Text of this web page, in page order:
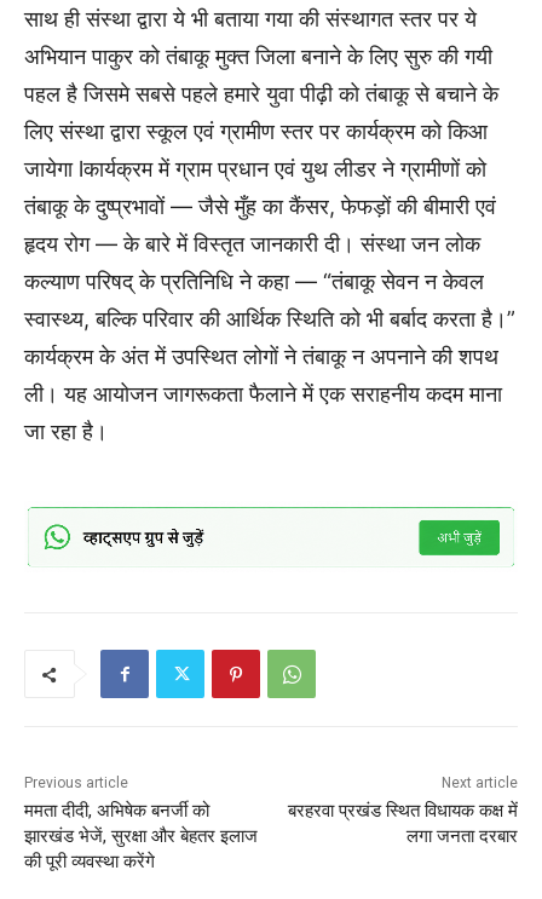
साथ ही संस्था द्वारा ये भी बताया गया की संस्थागत स्तर पर ये
अभियान पाकुर को तंबाकू मुक्त जिला बनाने के लिए सुरु की गयी
पहल है जिसमे सबसे पहले हमारे युवा पीढ़ी को तंबाकू से बचाने के
लिए संस्था द्वारा स्कूल एवं ग्रामीण स्तर पर कार्यक्रम को किआ
जायेगा lकार्यक्रम में ग्राम प्रधान एवं युथ लीडर ने ग्रामीणों को
तंबाकू के दुष्प्रभावों — जैसे मुँह का कैंसर, फेफड़ों की बीमारी एवं
हृदय रोग — के बारे में विस्तृत जानकारी दी। संस्था जन लोक
कल्याण परिषद् के प्रतिनिधि ने कहा — “तंबाकू सेवन न केवल
स्वास्थ्य, बल्कि परिवार की आर्थिक स्थिति को भी बर्बाद करता है।”
कार्यक्रम के अंत में उपस्थित लोगों ने तंबाकू न अपनाने की शपथ
ली। यह आयोजन जागरूकता फैलाने में एक सराहनीय कदम माना
जा रहा है।
Previous article
ममता दीदी, अभिषेक बनर्जी को
झारखंड भेजें, सुरक्षा और बेहतर इलाज
की पूरी व्यवस्था करेंगे
Next article
बरहरवा प्रखंड स्थित विधायक कक्ष में
लगा जनता दरबार